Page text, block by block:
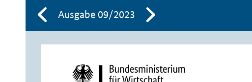
Ausgabe 09/2023